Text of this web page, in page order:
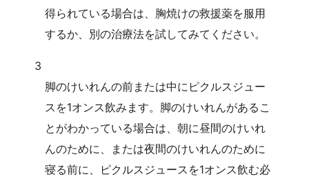
得られている場合は、胸焼けの救援薬を服用
するか、別の治療法を試してみてください。
3
脚のけいれんの前または中にピクルスジュー
スを1オンス飲みます。脚のけいれんがあるこ
とがわかっている場合は、朝に昼間のけいれ
んのために、または夜間のけいれんのために
寝る前に、ピクルスジュースを1オンス飲む必